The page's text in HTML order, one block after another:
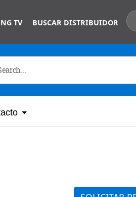
TV BUSCAR DISTRIBUIDOR